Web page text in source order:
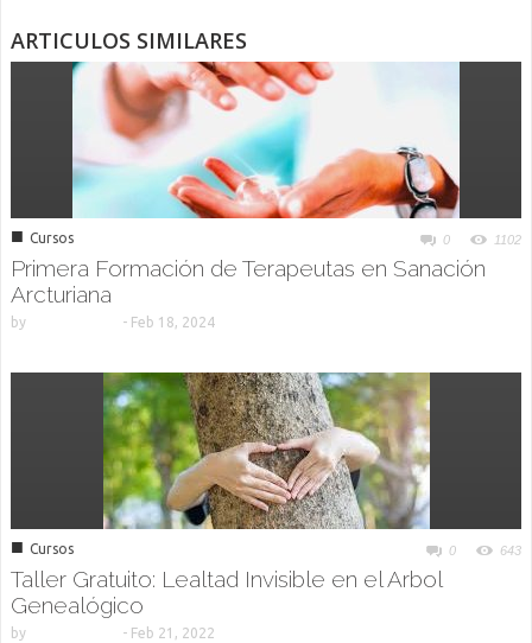
ARTICULOS SIMILARES
■ Cursos 0 1102
Primera Formación de Terapeutas en Sanación
Arcturiana
by - Feb 18, 2024
■ Cursos 0 643
Taller Gratuito: Lealtad Invisible en el Arbol
Genealógico
by - Feb 21, 2022